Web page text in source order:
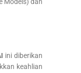
ini diberikan
keahlian